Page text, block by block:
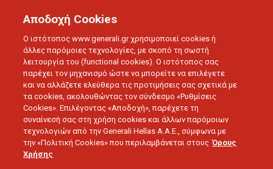
ΔΕΛΤΙΑ ΤΥΠΟΥ
Αποδοχή Cookies
Ο ιστότοπος www.generali.gr χρησιμοποιεί cookies ή
άλλες παρόμοιες τεχνολογίες, με σκοπό τη σωστή
λειτουργία του (functional cookies). Ο ιστότοπος σας
παρέχει τον μηχανισμό ώστε να μπορείτε να επιλέγετε
και να αλλάζετε ελεύθερα τις προτιμήσεις σας σχετικά με
τα cookies, ακολουθώντας τον σύνδεσμο «Ρυθμίσεις
Cookies». Επιλέγοντας «Αποδοχή», παρέχετε τη
συναίνεσή σας στη χρήση cookies και άλλων παρόμοιων
τεχνολογιών από την Generali Hellas A.A.E., σύμφωνα με
την «Πολιτική Cookies» που περιλαμβάνεται στους Όρους
Χρήσης